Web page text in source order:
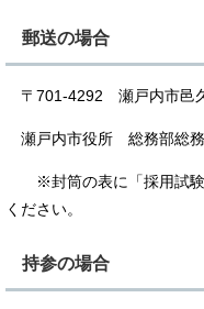
郵送の場合
〒701-4292 瀬戸内市邑
瀬戸内市役所 総務部総
※封筒の表に「採用試験
ください。
持参の場合